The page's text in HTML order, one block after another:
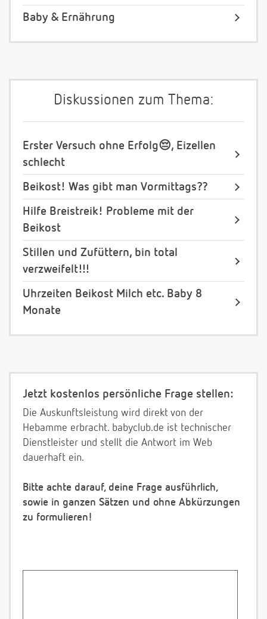
Baby & Ernährung
Diskussionen zum Thema:
Erster Versuch ohne Erfolg😔, Eizellen
schlecht
Beikost! Was gibt man Vormittags??
Hilfe Breistreik! Probleme mit der
Beikost
Stillen und Zufüttern, bin total
verzweifelt!!!
Uhrzeiten Beikost Milch etc. Baby 8
Monate
Jetzt kostenlos persönliche Frage stellen:
Die Auskunftsleistung wird direkt von der
Hebamme erbracht. babyclub.de ist technischer
Dienstleister und stellt die Antwort im Web
dauerhaft ein.
Bitte achte darauf, deine Frage ausführlich,
sowie in ganzen Sätzen und ohne Abkürzungen
zu formulieren!